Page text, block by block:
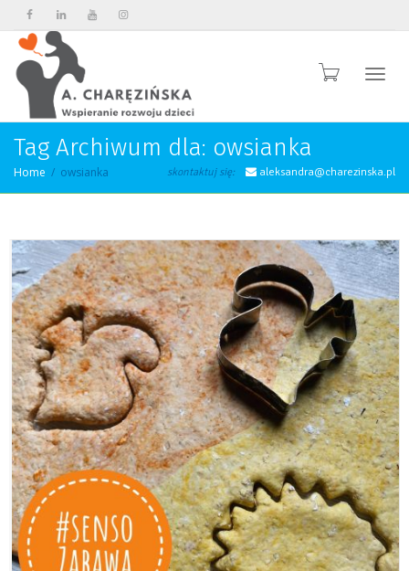
Tag Archiwum dla: owsianka
Home owsianka skontaktuj się: aleksandra@charezinska.pl